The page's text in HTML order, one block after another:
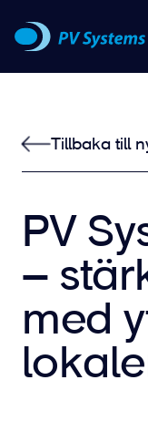
Tillbaka till
PV
–
med